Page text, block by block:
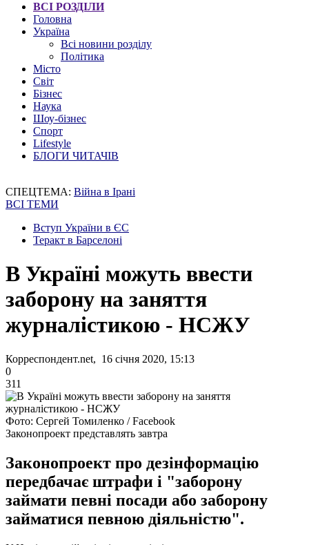
ВСІ РОЗДІЛИ
Головна
Україна
Всі новини розділу
Політика
Місто
Світ
Бізнес
Наука
Шоу-бізнес
Спорт
Lifestyle
БЛОГИ ЧИТАЧІВ
СПЕЦТЕМА: Війна в Ірані
ВСІ ТЕМИ
Вступ України в ЄС
Теракт в Барселоні
В Україні можуть ввести
заборону на заняття
журналістикою - НСЖУ
Корреспондент.net, 16 січня 2020, 15:13
0
311
Фото: Сергей Томиленко / Facebook
Законопроект представлять завтра
Законопроект про дезінформацію
передбачає штрафи і "заборону
займати певні посади або заборону
займатися певною діяльністю".